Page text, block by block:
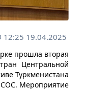
12:25 19.04.2025
прошла вторая
Центральной
Туркменистана
Мероприятие